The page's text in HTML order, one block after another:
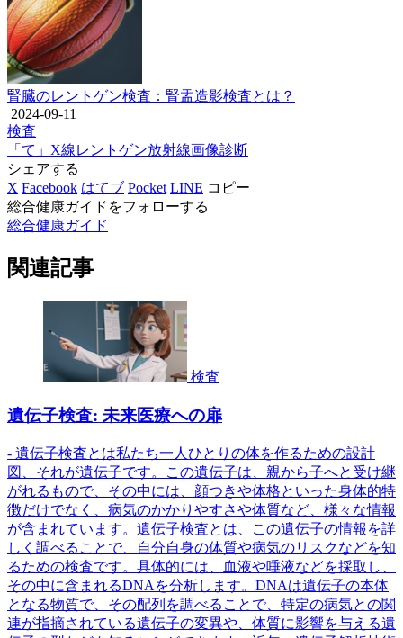
腎臓のレントゲン検査：腎盂造影検査とは？
2024-09-11
検査
「て」 X線レントゲン放射線画像診断
シェアする
X Facebook はてブ Pocket LINE コピー
総合健康ガイドをフォローする
総合健康ガイド
関連記事
検査
遺伝子検査: 未来医療への扉
- 遺伝子検査とは私たち一人ひとりの体を作るための設計
図、それが遺伝子です。この遺伝子は、親から子へと受け継
がれるもので、その中には、顔つきや体格といった身体的特
徴だけでなく、病気のかかりやすさや体質など、様々な情報
が含まれています。遺伝子検査とは、この遺伝子の情報を詳
しく調べることで、自分自身の体質や病気のリスクなどを知
るための検査です。具体的には、血液や唾液などを採取し、
その中に含まれるDNAを分析します。DNAは遺伝子の本体
となる物質で、その配列を調べることで、特定の病気との関
連が指摘されている遺伝子の変異や、体質に影響を与える遺